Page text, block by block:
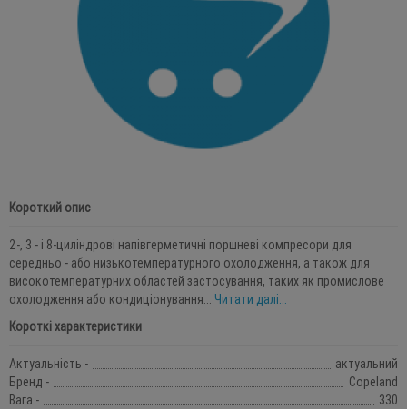
Короткий опис
2-, 3 - і 8-циліндрові напівгерметичні поршневі компресори для
середньо - або низькотемпературного охолодження, а також для
високотемпературних областей застосування, таких як промислове
охолодження або кондиціонування... Читати далі...
Короткі характеристики
Актуальність -
актуальний
Бренд -
Copeland
Вага -
330